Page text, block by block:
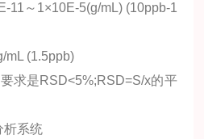
11～1×10E-5(g/mL) (10ppb-1
mL (1.5ppb)
求是RSD<5%;RSD=S/x的平
析系统